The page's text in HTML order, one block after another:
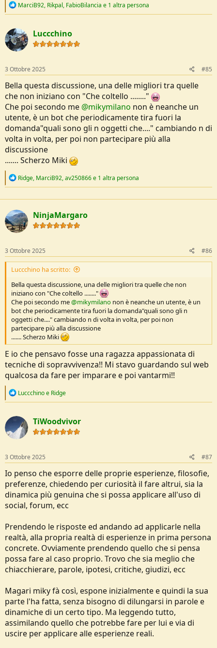
R
c
t
i
o
s
:
MarciB92, Rikpal, FabioBilancia e 1 altra persona
Luccchino
3 Ottobre 2025 #85
Bella questa discussione, una delle migliori tra quelle
che non iniziano con "Che coltello ........"
Che poi secondo me @mikymilano non è neanche un
utente, è un bot che periodicamente tira fuori la
domanda"quali sono gli n oggetti che...." cambiando n di
volta in volta, per poi non partecipare più alla
discussione
....... Scherzo Miki
R
c
t
i
o
n
Ridge, MarciB92,av250866e 1 altra persona
NinjaMargaro
3 Ottobre 2025 #86
Luccchino ha scritto:
Bella questa discussione, una delle migliori tra quelle che non
iniziano con "Che coltello ........"
Che poi secondo me@mikymilano non è neanche un utente, è un
bot che periodicamente tira fuori la domanda"quali sono gli n
oggetti che...." cambiando n di volta in volta, per poi non
partecipare più alla discussione
....... Scherzo Miki
E io che pensavo fosse una ragazza appassionata di
tecniche di sopravvivenza!! Mi stavo guardando sul web
qualcosa da fare per imparare e poi vantarmi!!
R
c
t
i
o
s
:
Luccchinoe Ridge
TiWoodvivor
3 Ottobre 2025 #87
Io penso che esporre delle proprie esperienze, filosofie,
preferenze, chiedendo per curiosità il fare altrui, sia la
dinamica più genuina che si possa applicare all'uso di
social, forum, ecc
Prendendo le risposte ed andando ad applicarle nella
realtà, alla propria realtà di esperienze in prima persona
concrete. Ovviamente prendendo quello che si pensa
possa fare al caso proprio. Trovo che sia meglio che
chiacchierare, parole, ipotesi, critiche, giudizi, ecc
Magari miky fà così, espone inizialmente e quindi la sua
parte l'ha fatta, senza bisogno di dilungarsi in parole e
dinamiche di un certo tipo. Ma leggendo tutto,
assimilando quello che potrebbe fare per lui e via di
uscire per applicare alle esperienze reali.